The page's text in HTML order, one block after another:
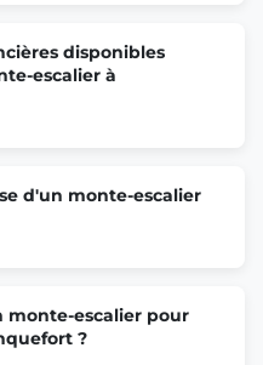
disponibles
escalier à
d'un monte-escalier
monte-escalier pour
?